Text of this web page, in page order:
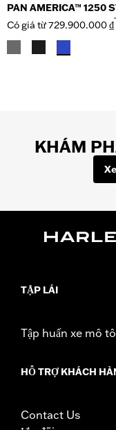
PAN AMERICA™ 1250
Có giá từ729.900.000 ₫
KHÁM
TẬP LÁI
Tập huấn xe mô tô
HỖ TRỢ KHÁCH
Contact Us